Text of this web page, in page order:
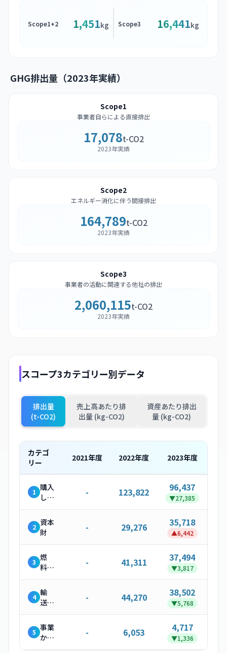
Scope1+2 1,451kg Scope3 16,441kg
GHG排出量（2023年実績）
Scope1
事業者自らによる直接排出
17,078t-CO2
2023年実績
Scope2
エネルギー消化に伴う間接排出
164,789t-CO2
2023年実績
Scope3
事業者の活動に関連する他社の排出
2,060,115t-CO2
2023年実績
スコープ3カテゴリー別データ
排出量
(t-CO2)
売上高あたり排
出量 (kg-CO2)
資産あたり排出
量 (kg-CO2)
カテゴ
リー
2021年度 2022年度 2023年度
1 購入
した
製
品・
サー
ビス
- 123,822 96,437
▼27,385
2 資本
財
- 29,276 35,718
▲6,442
3 燃
料・
エネ
ルギ
ー関
連活
動
- 41,311 37,494
▼3,817
4 輸
送・
配送
（上
流）
- 44,270 38,502
▼5,768
5 事業
から
発生
- 6,053 4,717
▼1,336